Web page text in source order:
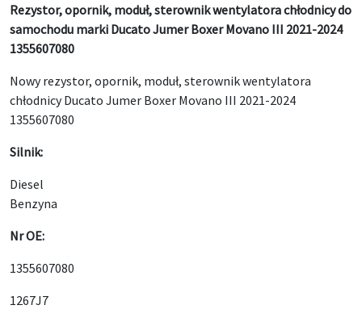
Rezystor, opornik, moduł, sterownik wentylatora chłodnicy do
samochodu marki Ducato Jumer Boxer Movano III 2021-2024
1355607080
Nowy rezystor, opornik, moduł, sterownik wentylatora
chłodnicy Ducato Jumer Boxer Movano III 2021-2024
1355607080
Silnik:
Diesel
Benzyna
Nr OE:
1355607080
1267J7